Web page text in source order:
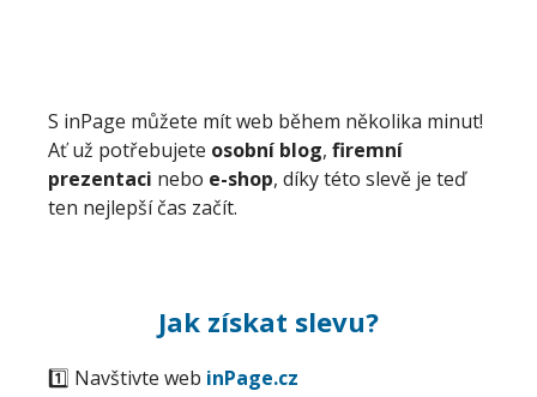
S inPage můžete mít web během několika minut!
Ať už potřebujete osobní blog, firemní
prezentaci nebo e-shop, díky této slevě je teď
ten nejlepší čas začít.
Jak získat slevu?
1️⃣ Navštivte web inPage.cz